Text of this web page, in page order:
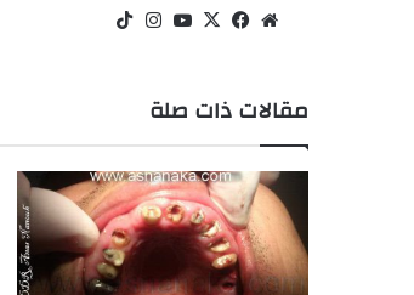
موقعفيسبوك
‫X
‫YouTube
انستقرام
مقالات ذات صلة